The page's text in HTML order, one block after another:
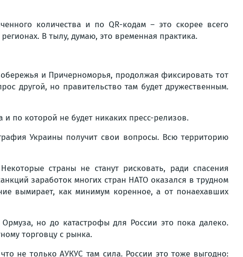
количества и по QR-кодам – это скорее всего
В тылу, думаю, это временная практика.
и Причерноморья, продолжая фиксировать тот
другой, но правительство там будет дружественным.
по которой не будет никаких пресс-релизов.
Украины получит свои вопросы. Всю территорию
страны не станут рисковать, ради спасения
заработок многих стран НАТО оказался в трудном
вымирает, как минимум коренное, а от понаехавших
но до катастрофы для России это пока далеко.
торговцу с рынка.
не только АУКУС там сила. России это тоже выгодно: